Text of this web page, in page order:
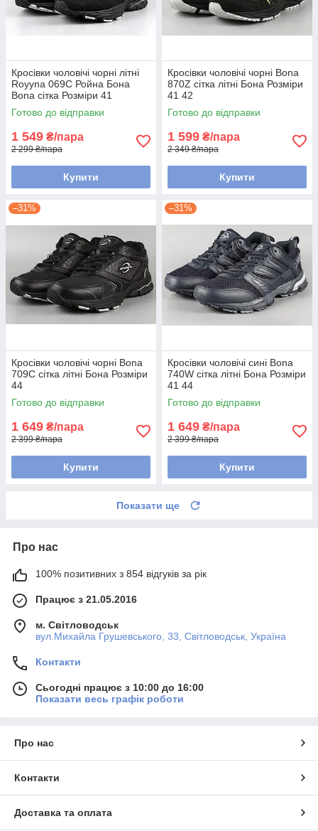
Кросівки чоловічі чорні літні
Royyna 069C Ройна Бона
Bona сітка Розміри 41
Готово до відправки
1 549 ₴/пара
2 299 ₴/пара
Купити
Кросівки чоловічі чорні Bona
870Z сітка літні Бона Розміри
41 42
Готово до відправки
1 599 ₴/пара
2 349 ₴/пара
Купити
–31%
Кросівки чоловічі чорні Bona
709C сітка літні Бона Розміри
44
Готово до відправки
1 649 ₴/пара
2 399 ₴/пара
Купити
–31%
Кросівки чоловічі сині Bona
740W сітка літні Бона Розміри
41 44
Готово до відправки
1 649 ₴/пара
2 399 ₴/пара
Купити
Показати ще
Про нас
100% позитивних з 854 відгуків за рік
Працює з 21.05.2016
м. Світловодськ
вул.Михайла Грушевського, 33, Світловодськ, Україна
Контакти
Сьогодні працює з 10:00 до 16:00
Показати весь графік роботи
Про нас
Контакти
Доставка та оплата